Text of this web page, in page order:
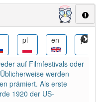
: 1
pl en yi
auf Filmfestivals oder
werden
prämiert. Als erste
1920 der US-